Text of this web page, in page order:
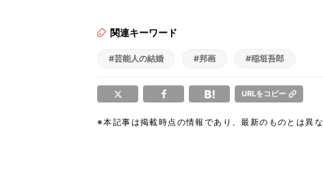
関連キーワード
#芸能人の結婚 #邦画 #稲垣吾郎
URLをコピー
※本記事は掲載時点の情報であり、最新のものとは異